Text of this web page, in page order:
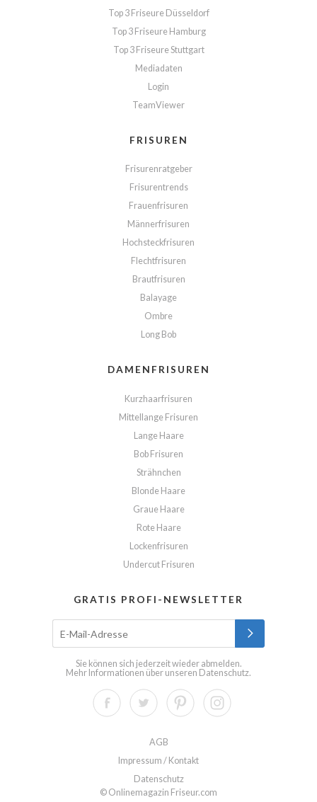
Top 3 Friseure Düsseldorf
Top 3 Friseure Hamburg
Top 3 Friseure Stuttgart
Mediadaten
Login
TeamViewer
FRISUREN
Frisurenratgeber
Frisurentrends
Frauenfrisuren
Männerfrisuren
Hochsteckfrisuren
Flechtfrisuren
Brautfrisuren
Balayage
Ombre
Long Bob
DAMENFRISUREN
Kurzhaarfrisuren
Mittellange Frisuren
Lange Haare
Bob Frisuren
Strähnchen
Blonde Haare
Graue Haare
Rote Haare
Lockenfrisuren
Undercut Frisuren
GRATIS PROFI-NEWSLETTER
Sie können sich jederzeit wieder abmelden.
Mehr Informationen über unseren Datenschutz.
AGB
Impressum / Kontakt
Datenschutz
© Onlinemagazin Friseur.com